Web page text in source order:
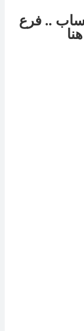
.. فرع